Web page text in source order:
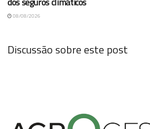
08/08/2026
Discussão sobre este post